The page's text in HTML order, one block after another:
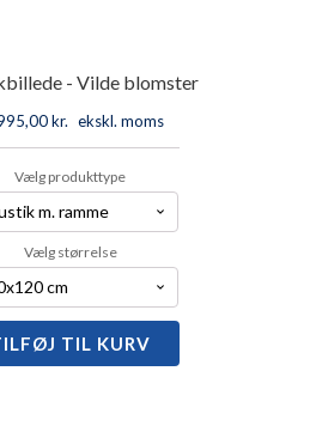
- Vilde blomster
kr. ekskl. moms
Vælg produkttype
Vælg størrelse
Akustikbillede
-
TIL KURV